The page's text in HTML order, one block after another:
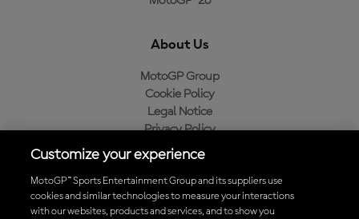
About Us
MotoGP Group
Cookie Policy
Legal Notice
Privacy Policy
Purchase Policy
Baixe o aplicativo oficial da MotoGP™
Customize your experience
MotoGP™ Sports Entertainment Group and its suppliers use
cookies and similar technologies to measure your interactions
with our websites, products and services, and to show you